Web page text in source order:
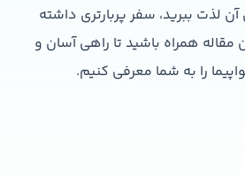
لذت ببرید، سفر پربارتری داشته
مقاله همراه باشید تا راهی آسان و
را به شما معرفی کنیم.